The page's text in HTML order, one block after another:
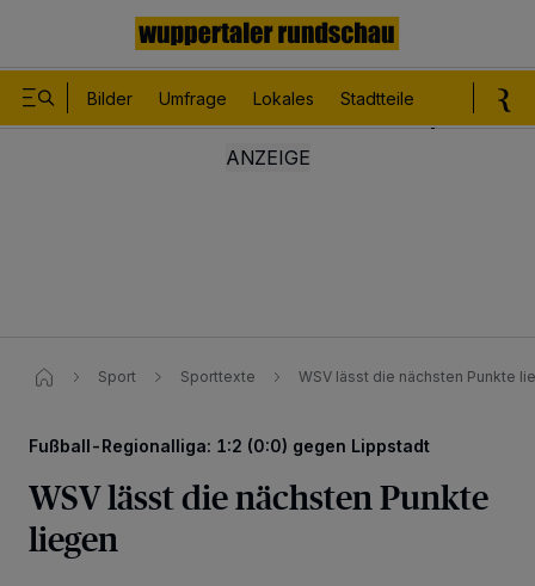
Bilder Umfrage Lokales Stadtteile
Sport Sporttexte WSV lässt die nächsten Punkte
Fußball-Regionalliga: 1:2 (0:0) gegen Lippstadt
WSV lässt die nächsten Punkte
liegen